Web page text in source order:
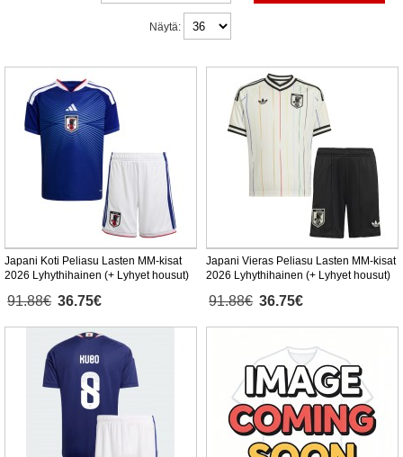
Näytä:
Japani Koti Peliasu Lasten MM-kisat
2026 Lyhythihainen (+ Lyhyet housut)
91.88€ 36.75€
Japani Vieras Peliasu Lasten MM-kisat
2026 Lyhythihainen (+ Lyhyet housut)
91.88€ 36.75€